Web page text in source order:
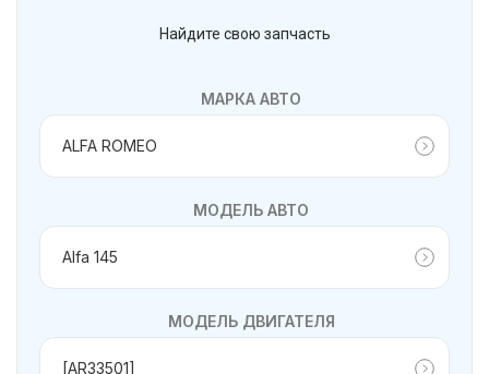
Найдите свою запчасть
МАРКА АВТО
МОДЕЛЬ АВТО
МОДЕЛЬ ДВИГАТЕЛЯ